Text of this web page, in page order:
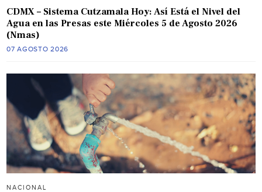
CDMX – Sistema Cutzamala Hoy: Así Está el Nivel del
Agua en las Presas este Miércoles 5 de Agosto 2026
(Nmas)
07 AGOSTO 2026
NACIONAL